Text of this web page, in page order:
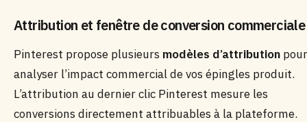
Attribution et fenêtre de conversion commerciale
Pinterest propose plusieurs modèles d’attribution pour
analyser l’impact commercial de vos épingles produit.
L’attribution au dernier clic Pinterest mesure les
conversions directement attribuables à la plateforme.